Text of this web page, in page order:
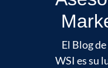
El Blog
WSI es su